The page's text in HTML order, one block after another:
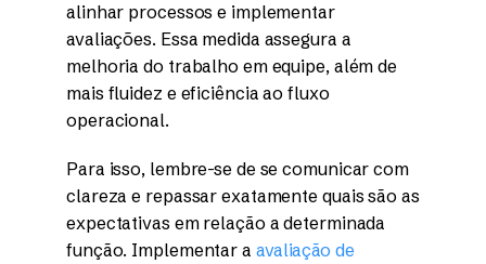
alinhar processos e implementar
avaliações. Essa medida assegura a
melhoria do trabalho em equipe, além de
mais fluidez e eficiência ao fluxo
operacional.
Para isso, lembre-se de se comunicar com
clareza e repassar exatamente quais são as
expectativas em relação a determinada
função. Implementar a avaliação de